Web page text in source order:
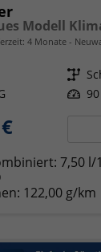
4 Monate
Getriebe
Leistung
7,50 l/
122,00 g/km